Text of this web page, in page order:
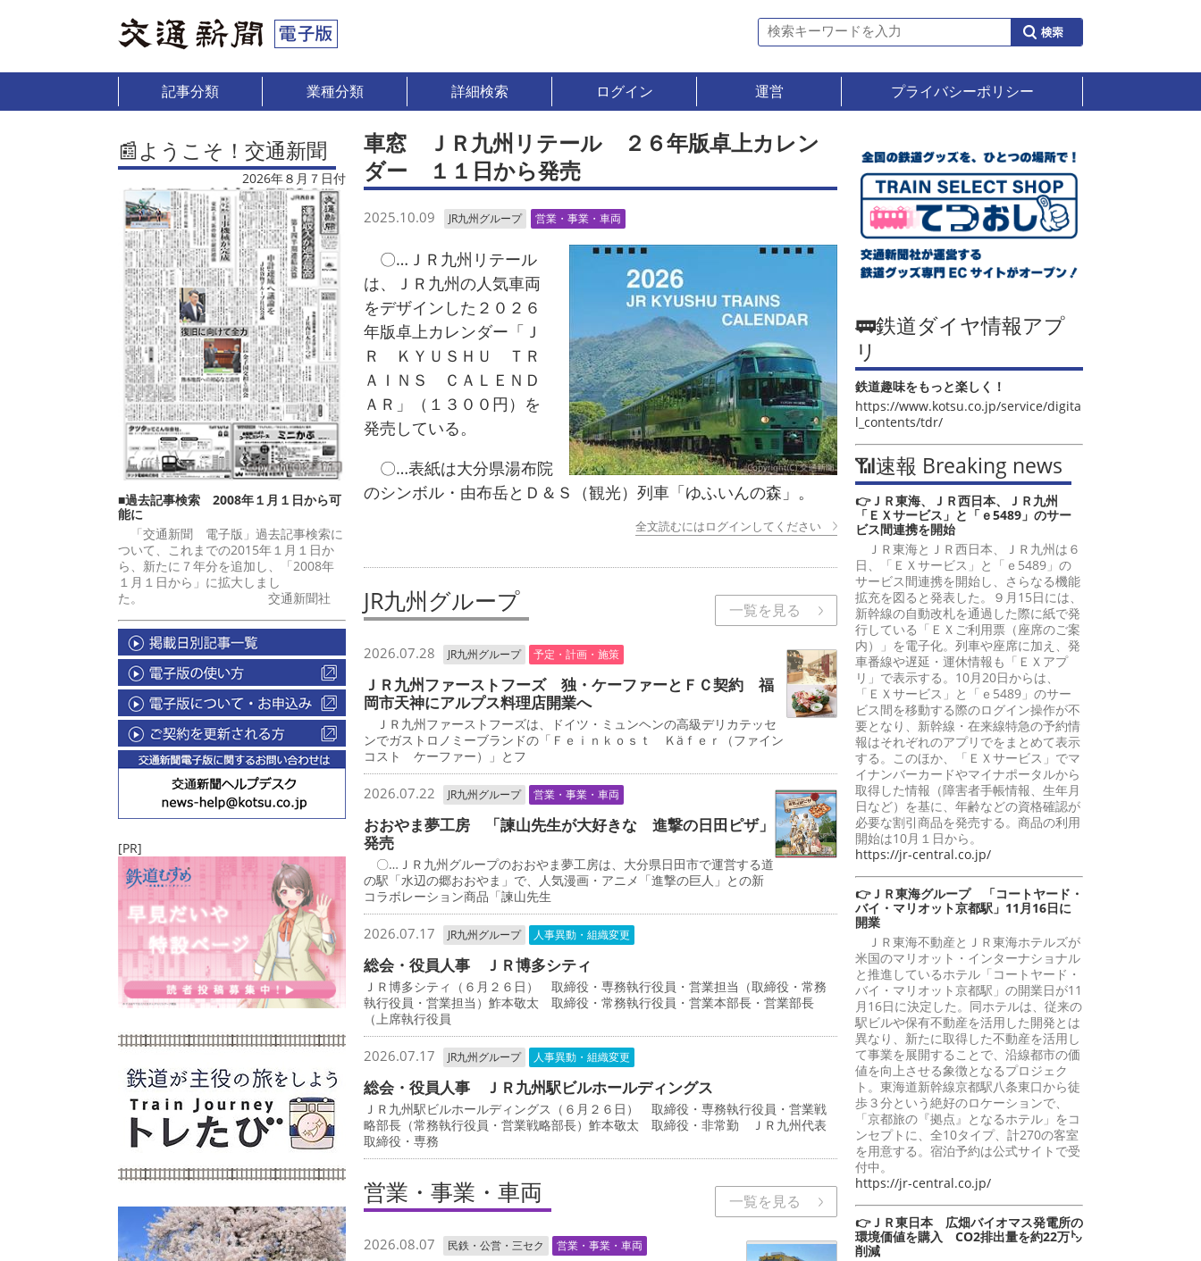
記事分類 業種分類 詳細検索 ログイン 運営 プライバシーポリシー
📰ようこそ！交通新聞
2026年８月７日付
■過去記事検索 2008年１月１日から可
能に
「交通新聞 電子版」過去記事検索に
ついて、これまでの2015年１月１日か
ら、新たに７年分を追加し、「2008年
１月１日から」に拡大しまし
た。 交通新聞社
[PR]
車窓 ＪＲ九州リテール ２６年版卓上カレン
ダー １１日から発売
2025.10.09 JR九州グループ 営業・事業・車両
〇…ＪＲ九州リテール
は、ＪＲ九州の人気車両
をデザインした２０２６
年版卓上カレンダー「Ｊ
Ｒ ＫＹＵＳＨＵ ＴＲ
ＡＩＮＳ ＣＡＬＥＮＤ
ＡＲ」（１３００円）を
発売している。
〇…表紙は大分県湯布院
のシンボル・由布岳とＤ＆Ｓ（観光）列車「ゆふいんの森」。
全文読むにはログインしてください
JR九州グループ 一覧を見る
2026.07.28 JR九州グループ 予定・計画・施策
ＪＲ九州ファーストフーズ 独・ケーファーとＦＣ契約 福
岡市天神にアルプス料理店開業へ
ＪＲ九州ファーストフーズは、ドイツ・ミュンヘンの高級デリカテッセ
ンでガストロノミーブランドの「Ｆｅｉｎｋｏｓｔ Ｋäｆｅｒ（ファイン
コスト ケーファー）」とフ
2026.07.22 JR九州グループ 営業・事業・車両
おおやま夢工房 「諫山先生が大好きな 進撃の日田ピザ」
発売
〇…ＪＲ九州グループのおおやま夢工房は、大分県日田市で運営する道
の駅「水辺の郷おおやま」で、人気漫画・アニメ「進撃の巨人」との新
コラボレーション商品「諫山先生
2026.07.17 JR九州グループ 人事異動・組織変更
総会・役員人事 ＪＲ博多シティ
ＪＲ博多シティ（６月２６日） 取締役・専務執行役員・営業担当（取締役・常務
執行役員・営業担当）鮓本敬太 取締役・常務執行役員・営業本部長・営業部長
（上席執行役員
2026.07.17 JR九州グループ 人事異動・組織変更
総会・役員人事 ＪＲ九州駅ビルホールディングス
ＪＲ九州駅ビルホールディングス（６月２６日） 取締役・専務執行役員・営業戦
略部長（常務執行役員・営業戦略部長）鮓本敬太 取締役・非常勤 ＪＲ九州代表
取締役・専務
営業・事業・車両 一覧を見る
2026.08.07 民鉄・公営・三セク 営業・事業・車両
🚃鉄道ダイヤ情報アプ
リ
鉄道趣味をもっと楽しく！
https://www.kotsu.co.jp/service/digita
l_contents/tdr/
📶速報 Breaking news
👉ＪＲ東海、ＪＲ西日本、ＪＲ九州
「ＥＸサービス」と「ｅ5489」のサー
ビス間連携を開始
ＪＲ東海とＪＲ西日本、ＪＲ九州は６
日、「ＥＸサービス」と「ｅ5489」の
サービス間連携を開始し、さらなる機能
拡充を図ると発表した。９月15日には、
新幹線の自動改札を通過した際に紙で発
行している「ＥＸご利用票（座席のご案
内）」を電子化。列車や座席に加え、発
車番線や遅延・運休情報も「ＥＸアプ
リ」で表示する。10月20日からは、
「ＥＸサービス」と「ｅ5489」のサー
ビス間を移動する際のログイン操作が不
要となり、新幹線・在来線特急の予約情
報はそれぞれのアプリでをまとめて表示
する。このほか、「ＥＸサービス」でマ
イナンバーカードやマイナポータルから
取得した情報（障害者手帳情報、生年月
日など）を基に、年齢などの資格確認が
必要な割引商品を発売する。商品の利用
開始は10月１日から。
https://jr-central.co.jp/
👉ＪＲ東海グループ 「コートヤード・
バイ・マリオット京都駅」11月16日に
開業
ＪＲ東海不動産とＪＲ東海ホテルズが
米国のマリオット・インターナショナル
と推進しているホテル「コートヤード・
バイ・マリオット京都駅」の開業日が11
月16日に決定した。同ホテルは、従来の
駅ビルや保有不動産を活用した開発とは
異なり、新たに取得した不動産を活用し
て事業を展開することで、沿線都市の価
値を向上させる象徴となるプロジェク
ト。東海道新幹線京都駅八条東口から徒
歩３分という絶好のロケーションで、
「京都旅の『拠点』となるホテル」をコ
ンセプトに、全10タイプ、計270の客室
を用意する。宿泊予約は公式サイトで受
付中。
https://jr-central.co.jp/
👉ＪＲ東日本 広畑バイオマス発電所の
環境価値を購入 CO2排出量を約22万㌧
削減